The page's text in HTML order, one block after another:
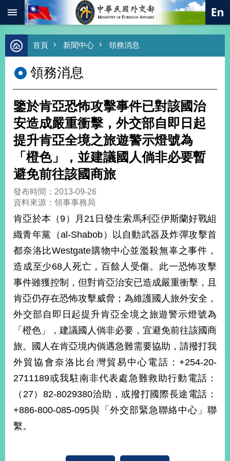
跳到主要內容區塊
進
階
尋
熱
字
總
交
價
值
交
經
濟
日
不
落
國
台
海
平
護
照
回
首
頁
站
關
首頁 新聞中心 領務消息
領務消息
鑒於肯亞恐怖攻擊事件已對該國治
安造成嚴重衝擊，外交部自即日起
提升肯亞全境之旅遊警示燈號為
「橙色」，並建議國人倘非必要暫
避免前往該國商旅
發布時間：2013-09-26
資料來源：領事事務局
肯亞於本（9）月21日發生索馬利亞伊斯蘭好戰組
織青年黨（al-Shabob）以自動武器及炸彈攻擊首
都奈洛比Westgate購物中心並濫殺無辜之事件，
造成至少68人死亡，百餘人受傷。此一恐怖攻擊
事件雖獲控制，但對肯亞治安已造成嚴重衝擊，且
肯亞仍存在恐怖攻擊威脅；為維護國人旅外安全，
外交部自即日起提升肯亞全境之旅遊警示燈號為
「橙色」，建議國人倘非必要，宜避免前往該國商
旅。國人在肯亞境內倘遇急難需要協助，請撥打我
外貿協會奈洛比台灣貿易中心電話：+254-20-
2711189或我駐南非代表處急難救助行動電話：
（27）82-8029380洽助，或撥打國際長途電話：
+886-800-085-095與「外交部緊急聯絡中心」聯
繫。